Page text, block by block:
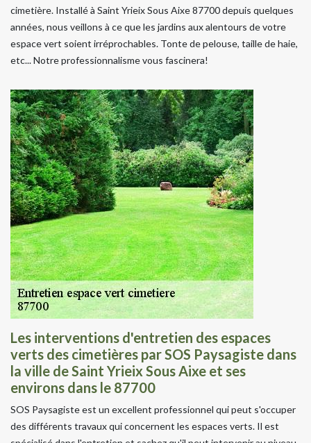
cimetière. Installé à Saint Yrieix Sous Aixe 87700 depuis quelques
années, nous veillons à ce que les jardins aux alentours de votre
espace vert soient irréprochables. Tonte de pelouse, taille de haie,
etc... Notre professionnalisme vous fascinera!
Les interventions d'entretien des espaces
verts des cimetières par SOS Paysagiste dans
la ville de Saint Yrieix Sous Aixe et ses
environs dans le 87700
SOS Paysagiste est un excellent professionnel qui peut s'occuper
des différents travaux qui concernent les espaces verts. Il est